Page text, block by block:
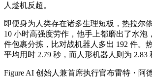
人趁机反超。
即便身为人类存在诸多生理短板，热拉尔
10 小时高强度劳作，他手上都磨出了水泡
件包裹分拣，比对战机器人多出 192 件。
平均用时 2.79 秒，而人形机器人则为 2.83
Figure AI 创始人兼首席执行官布雷特・阿